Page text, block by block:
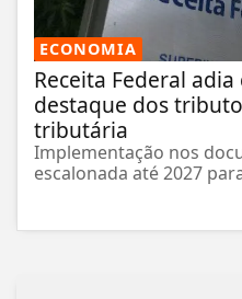
ECONOMIA
Receita Federal
destaque dos
tributária
Implementação nos
escalonada até 2027